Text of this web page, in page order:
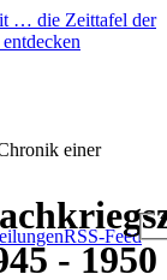
… die Zeittafel der
einer
RSS-Feed
- 1950